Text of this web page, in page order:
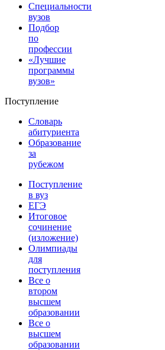
Специальности
вузов
Подбор
по
профессии
«Лучшие
программы
вузов»
Поступление
Словарь
абитуриента
Образование
за
рубежом
Поступление
в вуз
ЕГЭ
Итоговое
сочинение
(изложение)
Олимпиады
для
поступления
Все о
втором
высшем
образовании
Все о
высшем
образовании